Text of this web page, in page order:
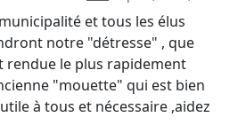
et tous les élus
notre "détresse" , que
rendue le plus rapidement
"mouette" qui est bien
à tous et nécessaire ,aidez